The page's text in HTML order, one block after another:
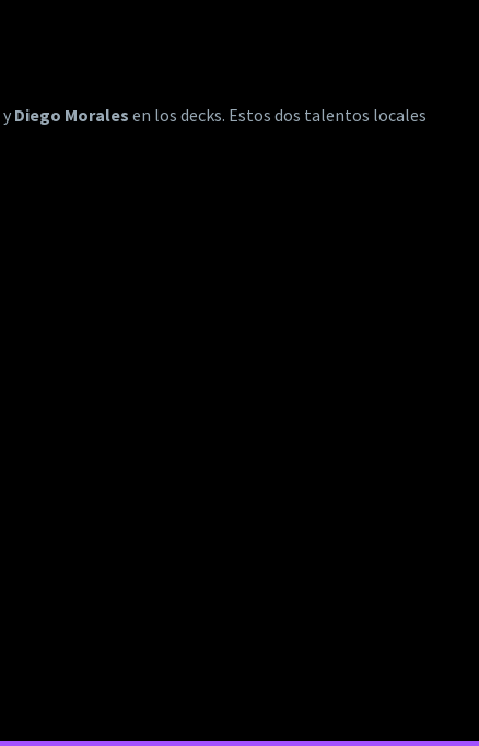
y Diego Morales en los decks. Estos dos talentos locales